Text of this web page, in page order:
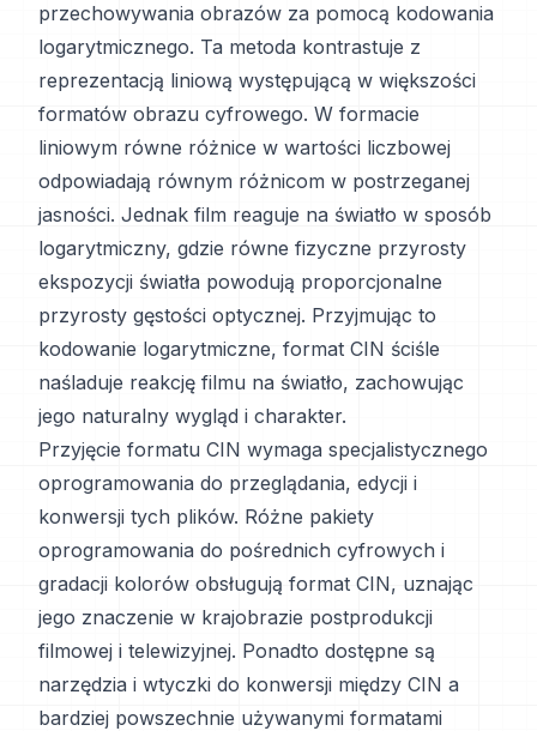
przechowywania obrazów za pomocą kodowania
logarytmicznego. Ta metoda kontrastuje z
reprezentacją liniową występującą w większości
formatów obrazu cyfrowego. W formacie
liniowym równe różnice w wartości liczbowej
odpowiadają równym różnicom w postrzeganej
jasności. Jednak film reaguje na światło w sposób
logarytmiczny, gdzie równe fizyczne przyrosty
ekspozycji światła powodują proporcjonalne
przyrosty gęstości optycznej. Przyjmując to
kodowanie logarytmiczne, format CIN ściśle
naśladuje reakcję filmu na światło, zachowując
jego naturalny wygląd i charakter.
Przyjęcie formatu CIN wymaga specjalistycznego
oprogramowania do przeglądania, edycji i
konwersji tych plików. Różne pakiety
oprogramowania do pośrednich cyfrowych i
gradacji kolorów obsługują format CIN, uznając
jego znaczenie w krajobrazie postprodukcji
filmowej i telewizyjnej. Ponadto dostępne są
narzędzia i wtyczki do konwersji między CIN a
bardziej powszechnie używanymi formatami